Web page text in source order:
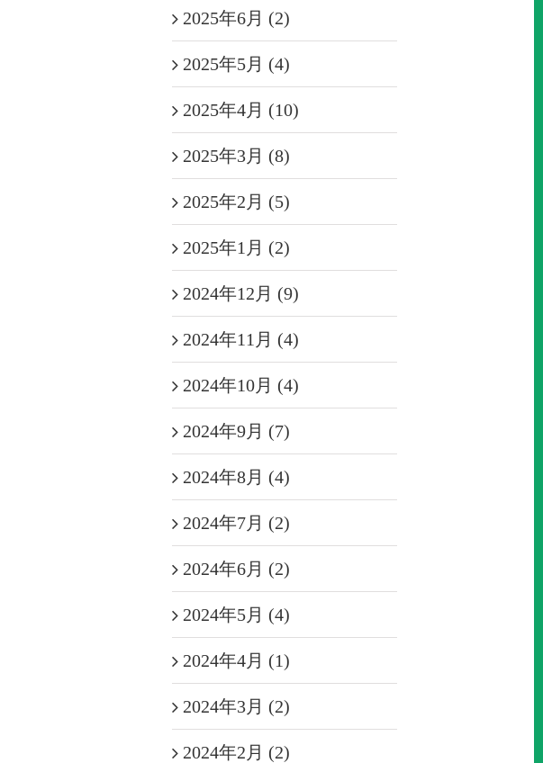
2025年6月 (2)
2025年5月 (4)
2025年4月 (10)
2025年3月 (8)
2025年2月 (5)
2025年1月 (2)
2024年12月 (9)
2024年11月 (4)
2024年10月 (4)
2024年9月 (7)
2024年8月 (4)
2024年7月 (2)
2024年6月 (2)
2024年5月 (4)
2024年4月 (1)
2024年3月 (2)
2024年2月 (2)